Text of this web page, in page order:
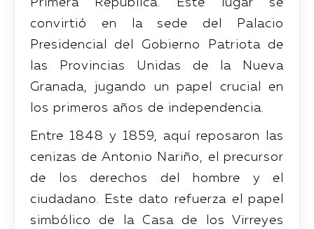
Primera República. Este lugar se
convirtió en la sede del Palacio
Presidencial del Gobierno Patriota de
las Provincias Unidas de la Nueva
Granada, jugando un papel crucial en
los primeros años de independencia.
Entre 1848 y 1859, aquí reposaron las
cenizas de Antonio Nariño, el precursor
de los derechos del hombre y el
ciudadano. Este dato refuerza el papel
simbólico de la Casa de los Virreyes